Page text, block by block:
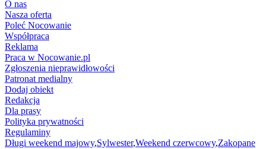
O nas
Nasza oferta
Poleć Nocowanie
Współpraca
Reklama
Praca w Nocowanie.pl
Zgłoszenia nieprawidłowości
Patronat medialny
Dodaj obiekt
Redakcja
Dla prasy
Polityka prywatności
Regulaminy
Długi weekend majowy,Sylwester,Weekend czerwcowy,Zakopane